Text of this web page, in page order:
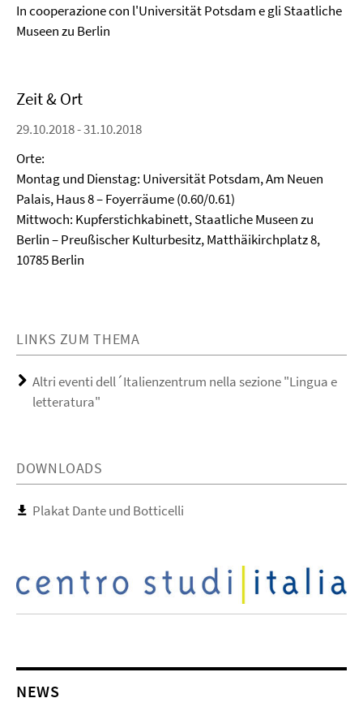
In cooperazione con l'Universität Potsdam e gli Staatliche
Museen zu Berlin
Zeit & Ort
29.10.2018 - 31.10.2018
Orte:
Montag und Dienstag: Universität Potsdam, Am Neuen
Palais, Haus 8 – Foyerräume (0.60/0.61)
Mittwoch: Kupferstichkabinett, Staatliche Museen zu
Berlin – Preußischer Kulturbesitz, Matthäikirchplatz 8,
10785 Berlin
LINKS ZUM THEMA
Altri eventi dell´Italienzentrum nella sezione "Lingua e
letteratura"
DOWNLOADS
Plakat Dante und Botticelli
NEWS